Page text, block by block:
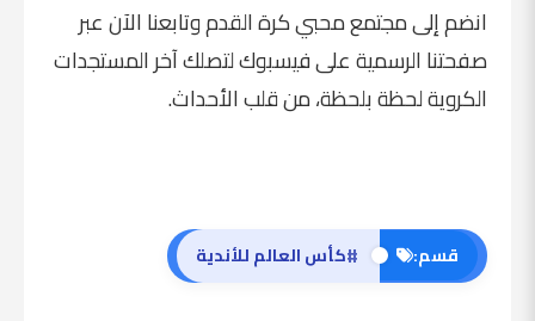
انضم إلى مجتمع محبي كرة القدم وتابعنا الآن عبر
صفحتنا الرسمية علىفيسبوكلتصلك آخر المستجدات
الكروية لحظة بلحظة، من قلب الأحداث.
قسم: #كأس العالم للأندية